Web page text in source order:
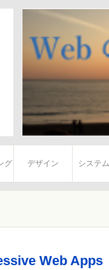
日本マ
Webエ
グーグ
グ デザイン システ
Web Apps